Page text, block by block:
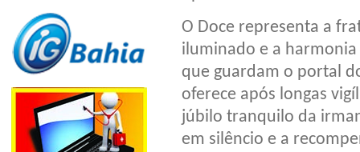
O Doce representa a
iluminado e a harmonia
que guardam o portal
oferece após longas
júbilo tranquilo da
em silêncio e a